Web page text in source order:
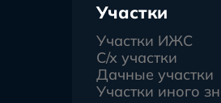
Участки
Участки ИЖС
С/х участки
Дачные участки
Участки иного